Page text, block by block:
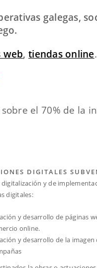
galegas,
web, tiendas online
el 70% de la
DIGITALES
digitalización y de
digitales:
y desarrollo de páginas
online.
y desarrollo de la